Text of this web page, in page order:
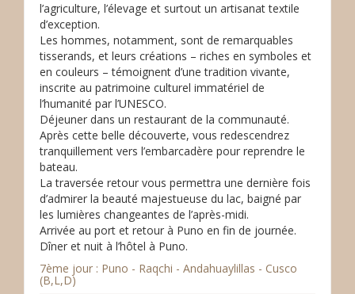
l’agriculture, l’élevage et surtout un artisanat textile
d’exception.
Les hommes, notamment, sont de remarquables
tisserands, et leurs créations – riches en symboles et
en couleurs – témoignent d’une tradition vivante,
inscrite au patrimoine culturel immatériel de
l’humanité par l’UNESCO.
Déjeuner dans un restaurant de la communauté.
Après cette belle découverte, vous redescendrez
tranquillement vers l’embarcadère pour reprendre le
bateau.
La traversée retour vous permettra une dernière fois
d’admirer la beauté majestueuse du lac, baigné par
les lumières changeantes de l’après-midi.
Arrivée au port et retour à Puno en fin de journée.
Dîner et nuit à l’hôtel à Puno.
7ème jour : Puno - Raqchi - Andahuaylillas - Cusco
(B,L,D)